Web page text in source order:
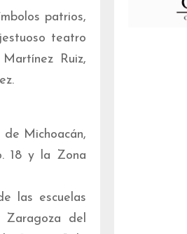
patrios,
teatro
Ruiz,
Michoacán,
18 y la Zona
las escuelas
Zaragoza del